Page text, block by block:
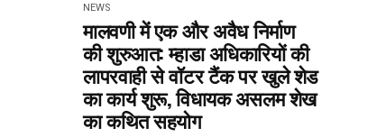
NEWS
मालवणी में एक और अवैध निर्माण
की शुरुआत: म्हाडा अधिकारियों की
लापरवाही से वॉटर टैंक पर खुले शेड
का कार्य शुरू, विधायक असलम शेख
का कथित सहयोग